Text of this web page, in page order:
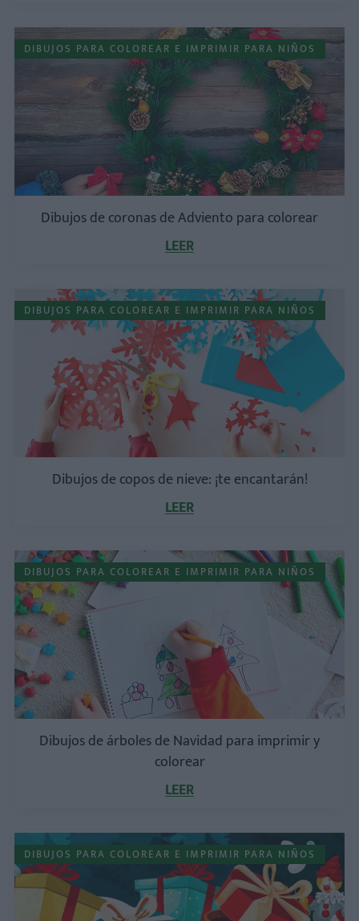
DIBUJOS PARA COLOREAR E IMPRIMIR PARA NIÑOS
Dibujos de coronas de Adviento para colorear
LEER
DIBUJOS PARA COLOREAR E IMPRIMIR PARA NIÑOS
Dibujos de copos de nieve: ¡te encantarán!
LEER
DIBUJOS PARA COLOREAR E IMPRIMIR PARA NIÑOS
Dibujos de árboles de Navidad para imprimir y
colorear
LEER
DIBUJOS PARA COLOREAR E IMPRIMIR PARA NIÑOS